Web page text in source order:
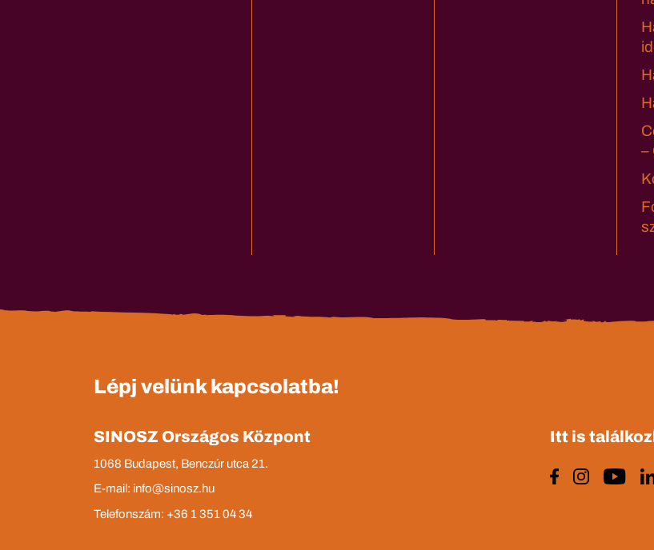
–
Lépj velünk kapcsolatba!
SINOSZ Országos Központ
1068 Budapest, Benczúr utca 21.
E-mail: info@sinosz.hu
Telefonszám: +36 1 351 04 34
Itt is